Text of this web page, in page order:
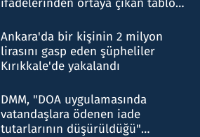
Ankara'da bir kişinin 2 milyon
lirasını gasp eden şüpheliler
Kırıkkale'de yakalandı
DMM, "DOA uygulamasında
vatandaşlara ödenen iade
tutarlarının düşürüldüğü"